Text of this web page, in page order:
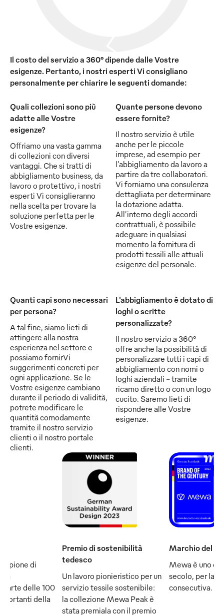
Il costo del servizio a 360° dipende dalle Vostre
esigenze. Pertanto, i nostri esperti Vi consigliano
personalmente per chiarire le seguenti domande:
Quali collezioni sono più
adatte alle Vostre
esigenze?
Offriamo una vasta gamma
di collezioni con diversi
vantaggi. Che si tratti di
abbigliamento business, da
lavoro o protettivo, i nostri
esperti Vi consiglieranno
nella scelta per trovare la
soluzione perfetta per le
Vostre esigenze.
Quante persone devono
essere fornite?
Il nostro servizio è utile
anche per le piccole
imprese, ad esempio per
l'abbigliamento da lavoro a
partire da tre collaboratori.
Vi forniamo una consulenza
dettagliata per determinare
la dotazione adatta.
All’interno degli accordi
contrattuali, è possibile
adeguare in qualsiasi
momento la fornitura di
prodotti tessili alle attuali
esigenze del personale.
Quanti capi sono necessari
per persona?
A tal fine, siamo lieti di
attingere alla nostra
esperienza nel settore e
possiamo fornirVi
suggerimenti concreti per
ogni applicazione. Se le
Vostre esigenze cambiano
durante il periodo di validità,
potrete modificare le
quantità comodamente
tramite il nostro servizio
clienti o il nostro portale
clienti.
L'abbigliamento è dotato di
loghi o scritte
personalizzate?
Il nostro servizio a 360°
offre anche la possibilità di
personalizzare tutti i capi di
abbigliamento con nomi o
loghi aziendali - tramite
ricamo diretto o con un logo
cucito. Saremo lieti di
rispondere alle Vostre
esigenze.
di
fa
delle 100
della
Premio di sostenibilità
tedesco
Un lavoro pionieristico per un
servizio tessile sostenibile:
la collezione Mewa Peak è
stata premiala con il premio
Marchio del
Mewa è uno
secolo, per la
consecutiva.